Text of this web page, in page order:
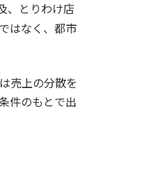
、とりわけ店
はなく、都市
売上の分散を
件のもとで出